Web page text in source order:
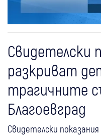
Свидетелски
разкриват
трагичните
Благоевград
Свидетелски